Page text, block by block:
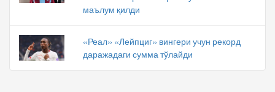
маълум қилди
«Реал» «Лейпциг» вингери учун рекорд
даражадаги сумма тўлайди